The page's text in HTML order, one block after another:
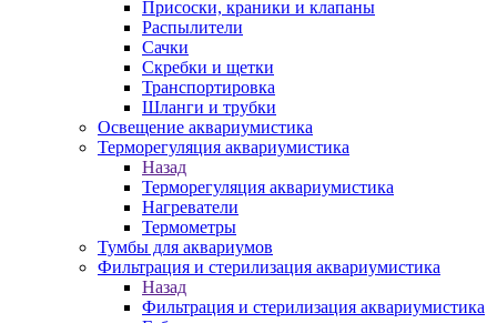
Присоски, краники и клапаны
Распылители
Сачки
Скребки и щетки
Транспортировка
Шланги и трубки
Освещение аквариумистика
Терморегуляция аквариумистика
Назад
Терморегуляция аквариумистика
Нагреватели
Термометры
Тумбы для аквариумов
Фильтрация и стерилизация аквариумистика
Назад
Фильтрация и стерилизация аквариумистика